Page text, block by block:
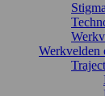
Werkvelden